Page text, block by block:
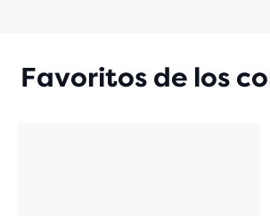
Favoritos de los